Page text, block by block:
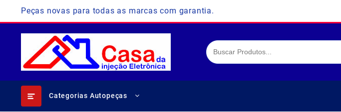
content
Peças novas para todas as marcas com garantia.
Categorias Autopeças